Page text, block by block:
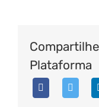
Plataforma